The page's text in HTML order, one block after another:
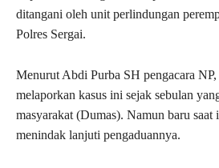
ditangani oleh unit perlindungan
Polres Sergai.
Menurut Abdi Purba SH pengacara
melaporkan kasus ini sejak sebulan
masyarakat (Dumas). Namun baru saat
menindak lanjuti pengaduannya.